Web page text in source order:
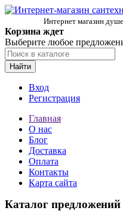
Интернет магазин
Корзина ждет
Выберите любое
Найти
Вход
Регистрация
Главная
О нас
Блог
Доставка
Оплата
Контакты
Карта сайта
Каталог предложений